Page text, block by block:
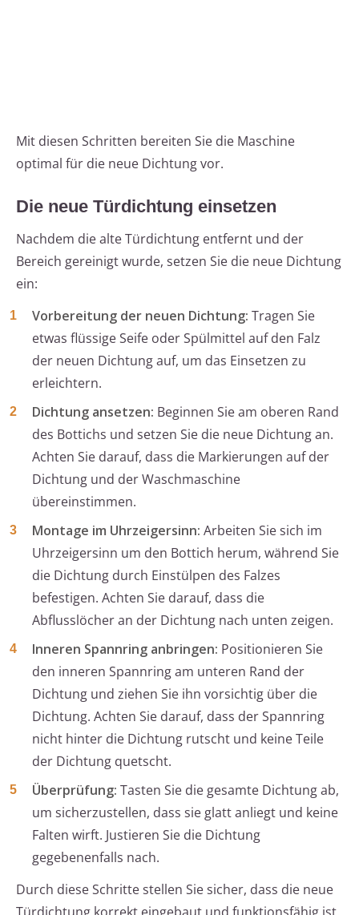
Mit diesen Schritten bereiten Sie die Maschine
optimal für die neue Dichtung vor.
Die neue Türdichtung einsetzen
Nachdem die alte Türdichtung entfernt und der
Bereich gereinigt wurde, setzen Sie die neue Dichtung
ein:
Vorbereitung der neuen Dichtung: Tragen Sie
etwas flüssige Seife oder Spülmittel auf den Falz
der neuen Dichtung auf, um das Einsetzen zu
erleichtern.
Dichtung ansetzen: Beginnen Sie am oberen Rand
des Bottichs und setzen Sie die neue Dichtung an.
Achten Sie darauf, dass die Markierungen auf der
Dichtung und der Waschmaschine
übereinstimmen.
Montage im Uhrzeigersinn: Arbeiten Sie sich im
Uhrzeigersinn um den Bottich herum, während Sie
die Dichtung durch Einstülpen des Falzes
befestigen. Achten Sie darauf, dass die
Abflusslöcher an der Dichtung nach unten zeigen.
Inneren Spannring anbringen: Positionieren Sie
den inneren Spannring am unteren Rand der
Dichtung und ziehen Sie ihn vorsichtig über die
Dichtung. Achten Sie darauf, dass der Spannring
nicht hinter die Dichtung rutscht und keine Teile
der Dichtung quetscht.
Überprüfung: Tasten Sie die gesamte Dichtung ab,
um sicherzustellen, dass sie glatt anliegt und keine
Falten wirft. Justieren Sie die Dichtung
gegebenenfalls nach.
Durch diese Schritte stellen Sie sicher, dass die neue